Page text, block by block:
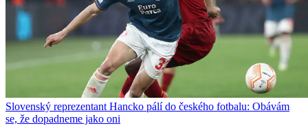
Slovenský reprezentant Hancko pálí do českého fotbalu: Obávám
se, že dopadneme jako oni